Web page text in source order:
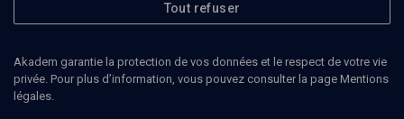
Tout refuser
Akadem garantie la protection de vos données et le respect de votre vie
privée. Pour plus d’information, vous pouvez consulter la page Mentions
légales.